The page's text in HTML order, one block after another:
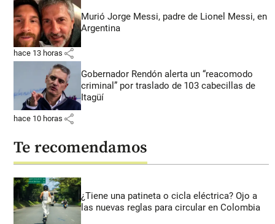
Murió Jorge Messi, padre de Lionel Messi, en
Argentina
hace 13 horas share
Gobernador Rendón alerta un “reacomodo
criminal” por traslado de 103 cabecillas de
Itagüí
hace 10 horas share
Te recomendamos
¿Tiene una patineta o cicla eléctrica? Ojo a
las nuevas reglas para circular en Colombia